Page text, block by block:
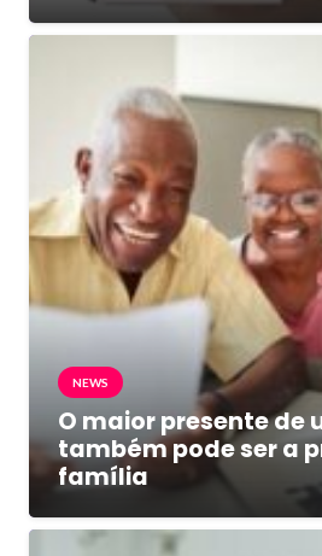
NEWS
O maior presente de
também pode ser a
família